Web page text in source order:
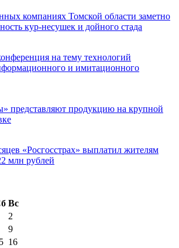
компаниях Томской области заметно
кур-несушек и дойного стада
на тему технологий
и имитационного
представляют продукцию на крупной
«Росгосстрах» выплатил жителям
млн рублей
Вс
2
9
16